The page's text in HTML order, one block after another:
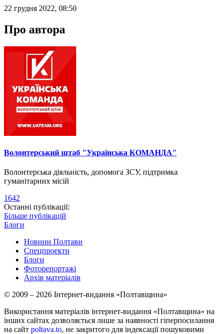
22 грудня 2022, 08:50
Про автора
Волонтерський штаб "Українська КОМАНДА"
Волонтерська діяльність, допомога ЗСУ, підтримка
гуманітарних місій
1642
Останні публікації:
Більше публікацій
Блоги
Новини Полтави
Спецпроекти
Блоги
Фоторепортажі
Архів матеріалів
© 2009 – 2026 Інтернет-видання «Полтавщина»
Використання матеріалів інтернет-видання «Полтавщина» на
інших сайтах дозволяється лише за наявності гіперпосилання
на сайт poltava.to, не закритого для індексації пошуковими